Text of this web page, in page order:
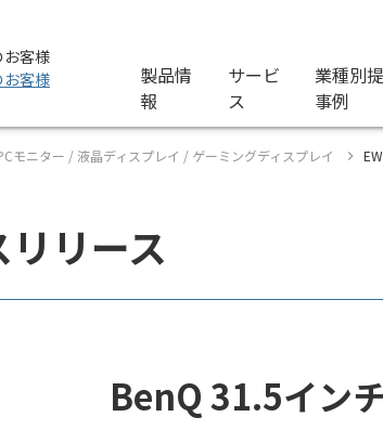
客様
客様
製品情
報
サービ
ス
業種別
事例
モニター / 液晶ディスプレイ / ゲーミングディスプレイ
リース
BenQ 31.5イン